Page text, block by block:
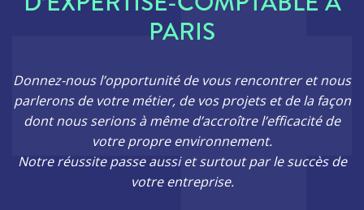
PARIS
Donnez-nous l’opportunité de vous rencontrer et nous
parlerons de votre métier, de vos projets et de la façon
dont nous serions à même d’accroître l’efficacité de
votre propre environnement.
Notre réussite passe aussi et surtout par le succès de
votre entreprise.